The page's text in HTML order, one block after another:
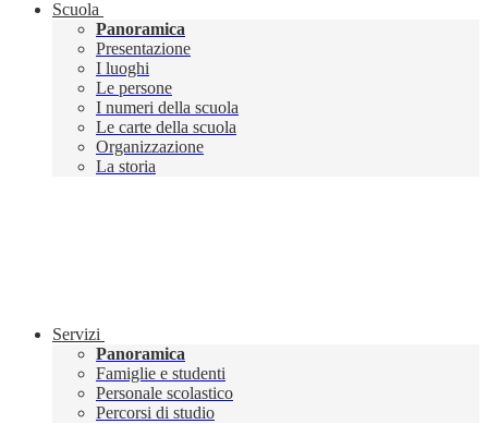
Scuola
Panoramica
Presentazione
I luoghi
Le persone
I numeri della scuola
Le carte della scuola
Organizzazione
La storia
Servizi
Panoramica
Famiglie e studenti
Personale scolastico
Percorsi di studio